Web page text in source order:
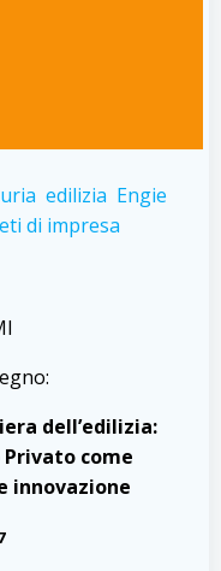
edilizia Engie
di impresa
dell’edilizia:
come
innovazione